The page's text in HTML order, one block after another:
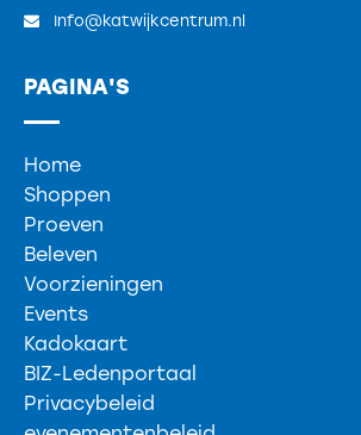
Info@katwijkcentrum.nl
PAGINA'S
Home
Shoppen
Proeven
Beleven
Voorzieningen
Events
Kadokaart
BIZ-Ledenportaal
Privacybeleid